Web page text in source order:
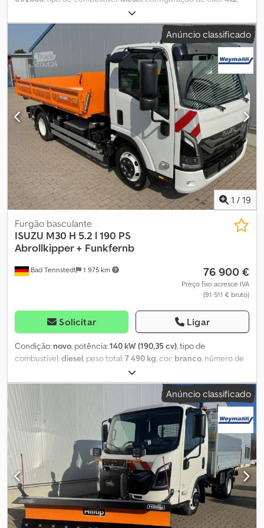
, tipo de engrenagem:
número de velocidades:5, comprimento do espaço de carga:
4 750 mm
, Equipamento:ABS, = Outras
opções e acessórios = - 2 eixos - Suspensão de lâmina Csdpfxszm
Sbwo Ah Soha = Mais informações = Número de cilindros: 4
Cilindrada do motor: 2.999 cc Marca do motor: ISUZU Placa de
matrícula: TZE324
Anúncio classificado
1 / 19
Bad Tennstedt 1 975 km
Furgão basculante
ISUZU M30 H 5.2 l 190 PS
Abrollkipper + Funkfernb
76 900 €
Preço fixo acresce IVA
(91 511 € bruto)
Solicitar Ligar
Condição: novo, potência:140 kW (190,35 cv), tipo de
combustível:diesel, peso total:7 490 kg, cor: branco, número de
ABS, ar condicionado, fecho
centralizado, filtro de partículas, programa eletrónico de
estabilidade (ESP)
, O centro ISUZU de veículos comerciais na
Alemanha, especializado em competência, serviço e consultoria,
oferece a você: ISUZU M30 H com Multilift telescópico CTS 04-37
com controle remoto 2 anos de garantia sobre o veículo básico a
partir da data de primeiro emplacamento CAPACIDADE DE
CARGA: 3.600 kg com PBT de 7.490 kg ou opcionalmente 4.600 kg
com PBT de 8.500 kg Equipamentos: - Motor turbodiesel 5,2L com
injeção direta Common Rail, 140 kW / 190 cv, EURO VI OBD-E
(máximo torque 510 Nm entre 1.600 – 2.800 rpm) - Sistema de filtro
de partículas com sistema DPD e AdBlue (o sistema de
autolimpeza permite a limpeza do filtro sem necessidade de
Anúncio classificado